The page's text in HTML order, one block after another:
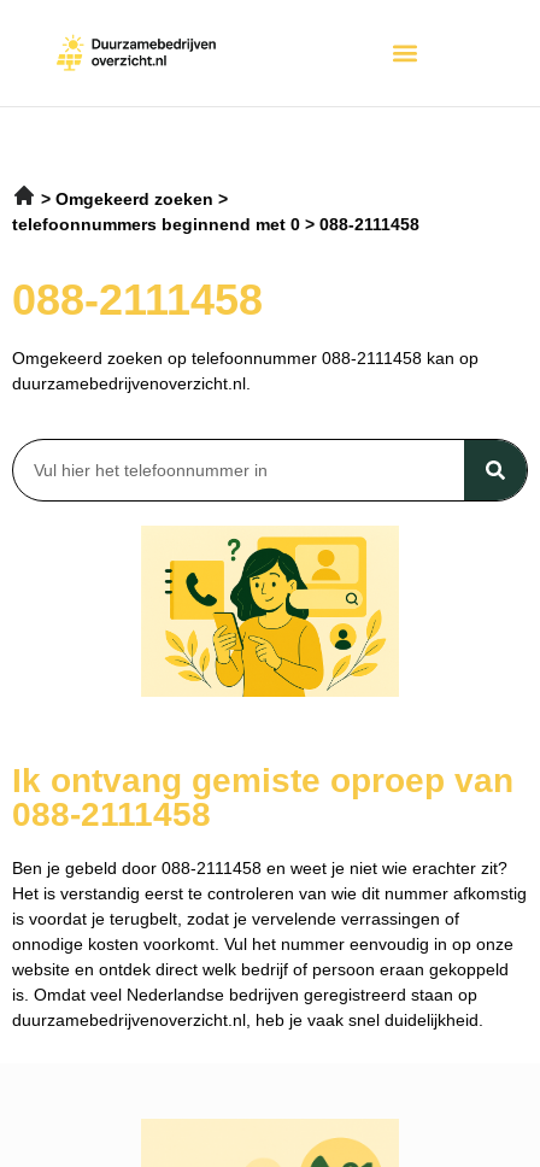
Omgekeerd zoeken
telefoonnummers beginnend met 0
088-2111458
088-2111458
Omgekeerd zoeken op telefoonnummer 088-2111458 kan op
duurzamebedrijvenoverzicht.nl.
Ik ontvang gemiste oproep van
088-2111458
Ben je gebeld door 088-2111458 en weet je niet wie erachter zit?
Het is verstandig eerst te controleren van wie dit nummer afkomstig
is voordat je terugbelt, zodat je vervelende verrassingen of
onnodige kosten voorkomt. Vul het nummer eenvoudig in op onze
website en ontdek direct welk bedrijf of persoon eraan gekoppeld
is. Omdat veel Nederlandse bedrijven geregistreerd staan op
duurzamebedrijvenoverzicht.nl, heb je vaak snel duidelijkheid.